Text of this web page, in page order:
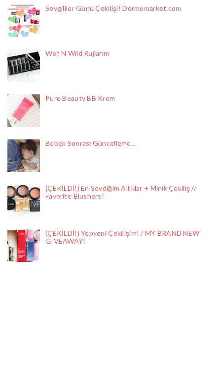
Sevgililer Günü Çekilişi! Dermomarket.com
Wet N Wild Rujlarım
Pure Beauty BB Krem
Bebek Sonrası Güncelleme...
(ÇEKİLDİ!) En Sevdiğim Allıklar + Minik Çekiliş //
Favorite Blushers!
(ÇEKİLDİ!) Yepyeni Çekilişim! / MY BRAND NEW
GIVEAWAY!